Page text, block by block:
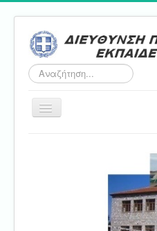
Αναζήτηση...
Εναλλαγή